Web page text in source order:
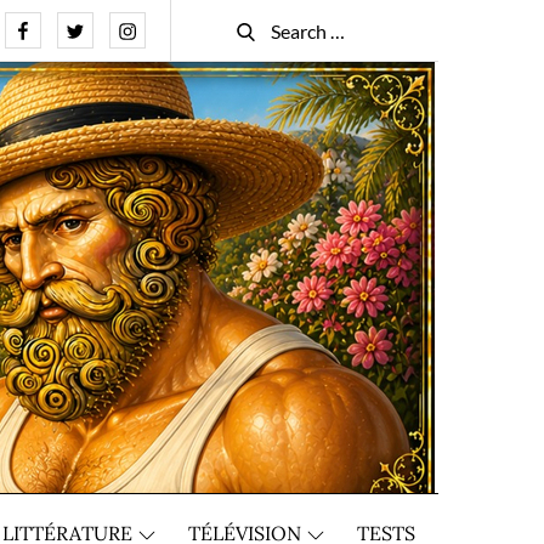
FacebookTwitterInstagram
Search
for:
Search
LITTÉRATURE TÉLÉVISION TESTS